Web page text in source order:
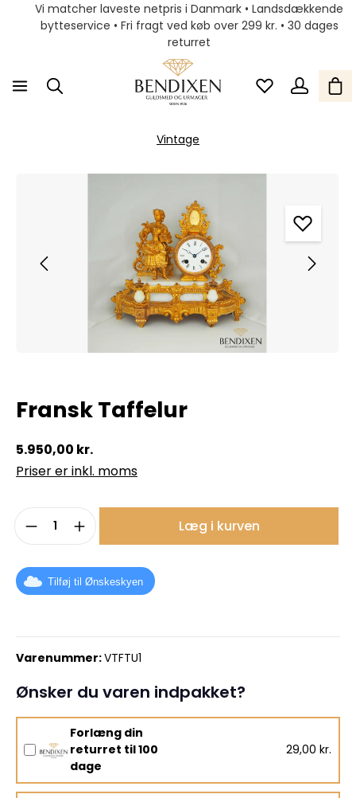
Vi matcher laveste netpris i Danmark • Landsdækkende
bytteservice • Fri fragt ved køb over 299 kr. • 30 dages
returret
Vintage
Fransk Taffelur
5.950,00 kr.
Priser er inkl. moms
Produktmængde: Indtast det
Læg i kurven
Tilføj til Ønskeskyen
Varenummer:VTFTU1
Ønsker du varen indpakket?
Forlæng din
returret til 100
dage
29,00 kr.